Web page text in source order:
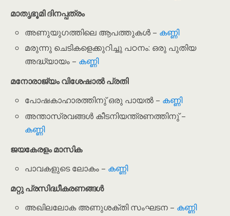
മാതൃഭൂമി ദിനപ്പത്രം
അണുയുഗത്തിലെ ആപത്തുകൾ – കണ്ണി
മരുന്നു ചെടികളെക്കുറിച്ചു പഠനം: ഒരു പുതിയ
അദ്ധ്യായം – കണ്ണി
മനോരാജ്യം വിശേഷാൽ പ്രതി
പോഷകാഹാരത്തിനു് ഒരു പായൽ – കണ്ണി
അന്താസ്രവങ്ങൾ കീടനിയന്ത്രണത്തിനു് –
കണ്ണി
ജയകേരളം മാസിക
പാവകളുടെ ലോകം – കണ്ണി
മറ്റു പ്രസിദ്ധീകരണങ്ങൾ
അഖിലലോക അണുശക്തി സംഘടന – കണ്ണി